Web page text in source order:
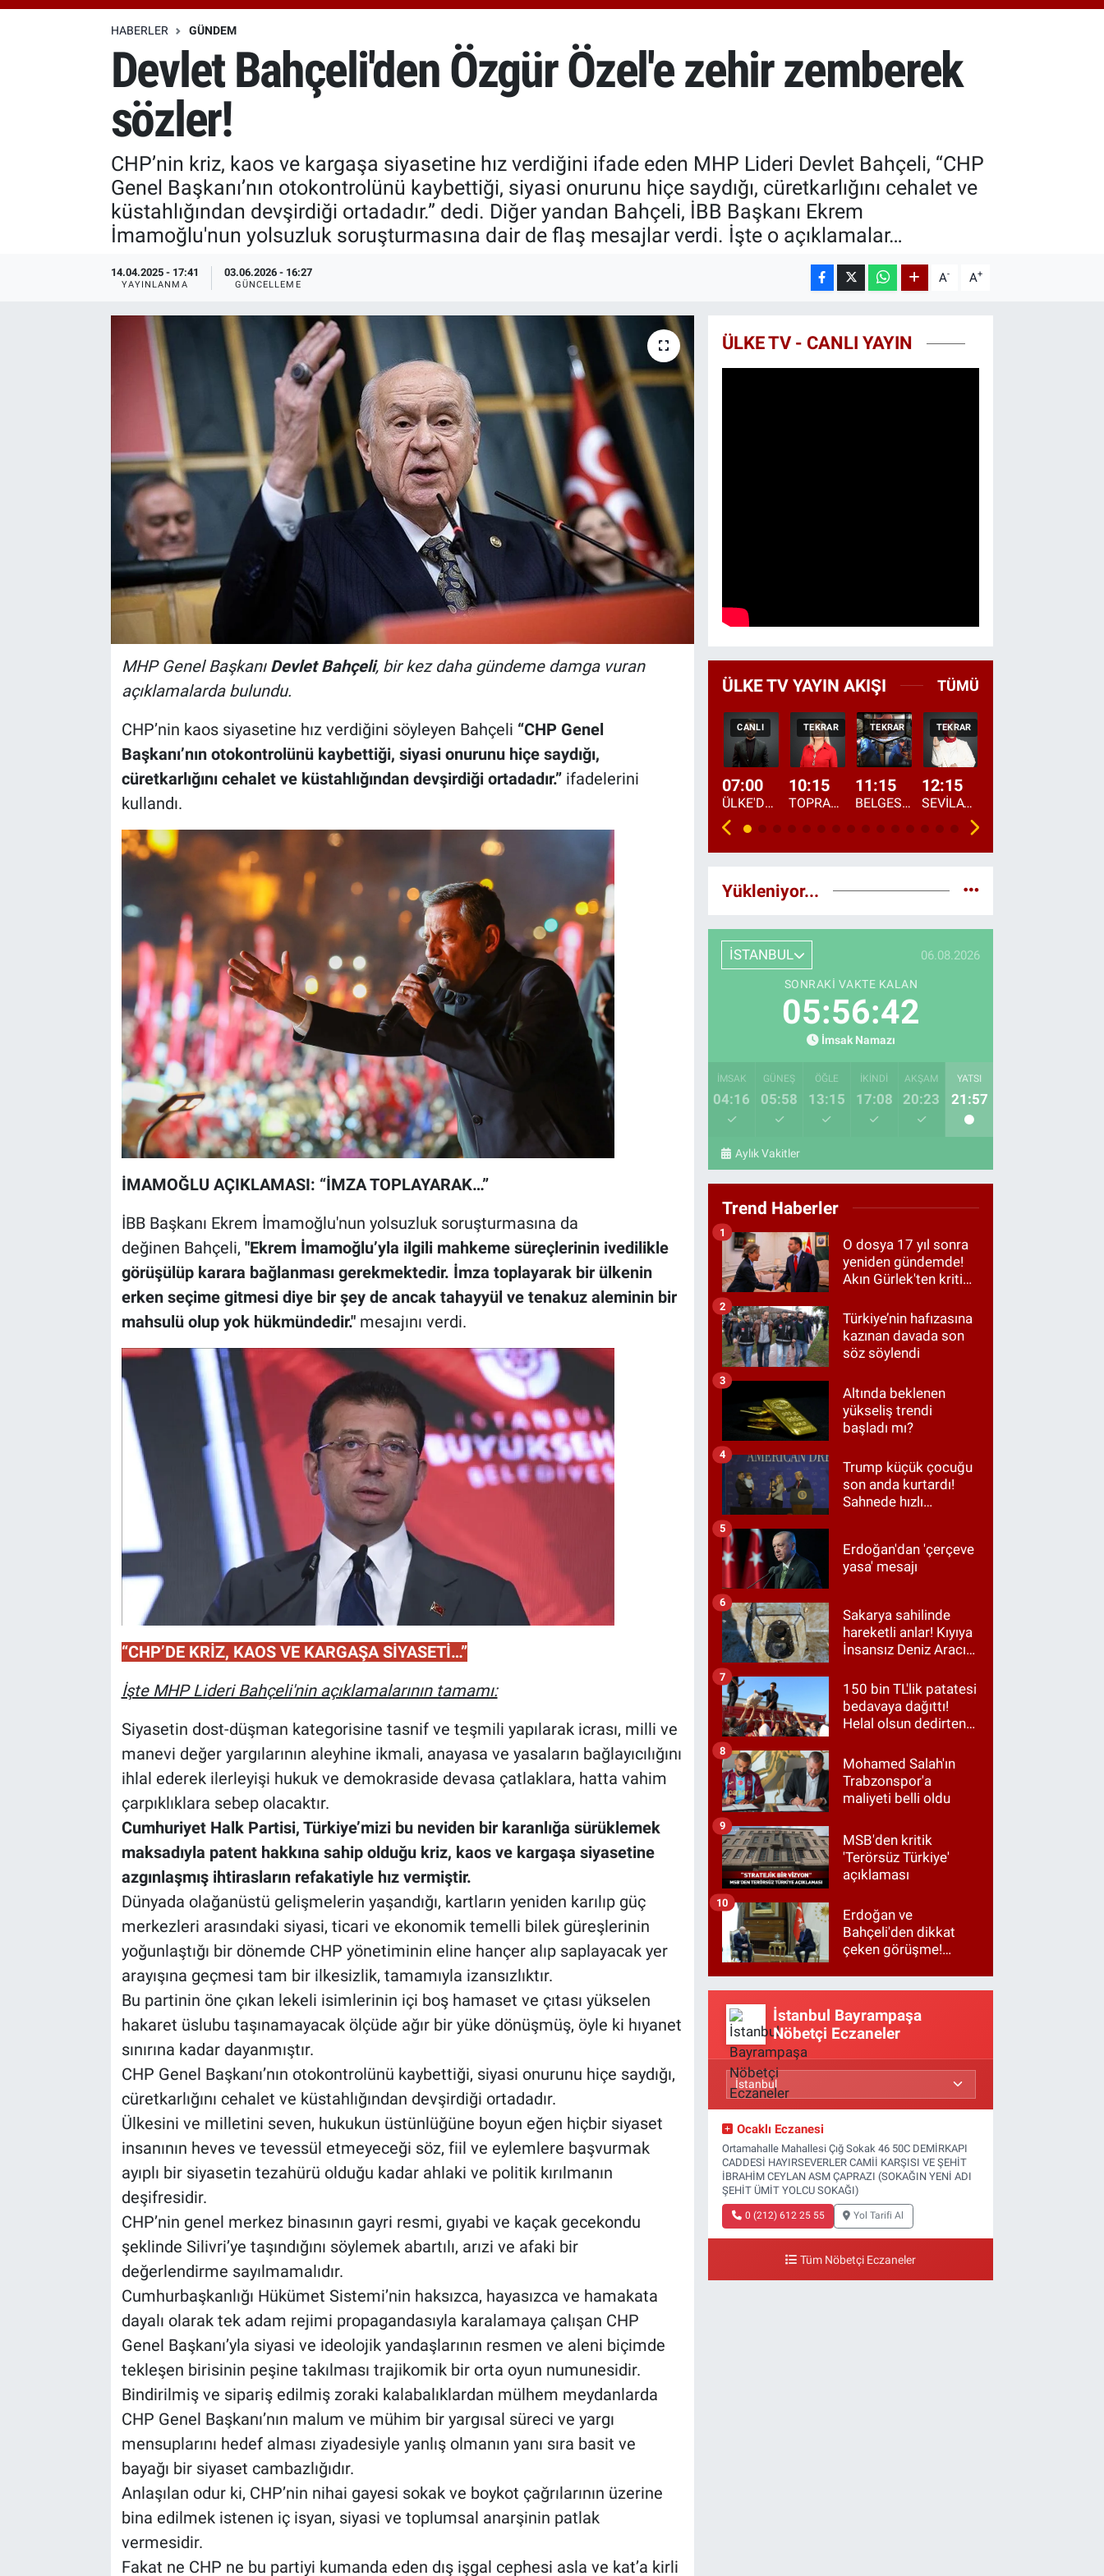
BITCOIN
64.602,05
%0.69
HABERLER GÜNDEM
Devlet Bahçeli'den Özgür Özel'e zehir zemberek
sözler!
CHP’nin kriz, kaos ve kargaşa siyasetine hız verdiğini ifade eden MHP Lideri Devlet Bahçeli, “CHP
Genel Başkanı’nın otokontrolünü kaybettiği, siyasi onurunu hiçe saydığı, cüretkarlığını cehalet ve
küstahlığından devşirdiği ortadadır.” dedi. Diğer yandan Bahçeli, İBB Başkanı Ekrem
İmamoğlu'nun yolsuzluk soruşturmasına dair de flaş mesajlar verdi. İşte o açıklamalar…
14.04.2025 - 17:41
YAYINLANMA
03.06.2026 - 16:27
GÜNCELLEME A- A+
MHP Genel Başkanı Devlet Bahçeli, bir kez daha gündeme damga vuran
açıklamalarda bulundu.
CHP’nin kaos siyasetine hız verdiğini söyleyen Bahçeli “CHP Genel
Başkanı’nın otokontrolünü kaybettiği, siyasi onurunu hiçe saydığı,
cüretkarlığını cehalet ve küstahlığından devşirdiği ortadadır.” ifadelerini
kullandı.
İMAMOĞLU AÇIKLAMASI: “İMZA TOPLAYARAK…”
İBB Başkanı Ekrem İmamoğlu'nun yolsuzluk soruşturmasına da
değinen Bahçeli, "Ekrem İmamoğlu’yla ilgili mahkeme süreçlerinin ivedilikle
görüşülüp karara bağlanması gerekmektedir. İmza toplayarak bir ülkenin
erken seçime gitmesi diye bir şey de ancak tahayyül ve tenakuz aleminin bir
mahsulü olup yok hükmündedir."mesajını verdi.
“CHP’DE KRİZ, KAOS VE KARGAŞA SİYASETİ…”
İşte MHP Lideri Bahçeli'nin açıklamalarının tamamı:
Siyasetin dost-düşman kategorisine tasnif ve teşmili yapılarak icrası, milli ve
manevi değer yargılarının aleyhine ikmali, anayasa ve yasaların bağlayıcılığını
ihlal ederek ilerleyişi hukuk ve demokraside devasa çatlaklara, hatta vahim
çarpıklıklara sebep olacaktır.
Cumhuriyet Halk Partisi, Türkiye’mizi bu neviden bir karanlığa sürüklemek
maksadıyla patent hakkına sahip olduğu kriz, kaos ve kargaşa siyasetine
azgınlaşmış ihtirasların refakatiyle hız vermiştir.
Dünyada olağanüstü gelişmelerin yaşandığı, kartların yeniden karılıp güç
merkezleri arasındaki siyasi, ticari ve ekonomik temelli bilek güreşlerinin
yoğunlaştığı bir dönemde CHP yönetiminin eline hançer alıp saplayacak yer
arayışına geçmesi tam bir ilkesizlik, tamamıyla izansızlıktır.
Bu partinin öne çıkan lekeli isimlerinin içi boş hamaset ve çıtası yükselen
hakaret üslubu taşınamayacak ölçüde ağır bir yüke dönüşmüş, öyle ki hıyanet
sınırına kadar dayanmıştır.
CHP Genel Başkanı’nın otokontrolünü kaybettiği, siyasi onurunu hiçe saydığı,
cüretkarlığını cehalet ve küstahlığından devşirdiği ortadadır.
Ülkesini ve milletini seven, hukukun üstünlüğüne boyun eğen hiçbir siyaset
insanının heves ve tevessül etmeyeceği söz, fiil ve eylemlere başvurmak
ayıplı bir siyasetin tezahürü olduğu kadar ahlaki ve politik kırılmanın
deşifresidir.
CHP’nin genel merkez binasının gayri resmi, gıyabi ve kaçak gecekondu
şeklinde Silivri’ye taşındığını söylemek abartılı, arızi ve afaki bir
değerlendirme sayılmamalıdır.
Cumhurbaşkanlığı Hükümet Sistemi’nin haksızca, hayasızca ve hamakata
dayalı olarak tek adam rejimi propagandasıyla karalamaya çalışan CHP
Genel Başkanı’yla siyasi ve ideolojik yandaşlarının resmen ve aleni biçimde
tekleşen birisinin peşine takılması trajikomik bir orta oyun numunesidir.
Bindirilmiş ve sipariş edilmiş zoraki kalabalıklardan mülhem meydanlarda
CHP Genel Başkanı’nın malum ve mühim bir yargısal süreci ve yargı
mensuplarını hedef alması ziyadesiyle yanlış olmanın yanı sıra basit ve
bayağı bir siyaset cambazlığıdır.
Anlaşılan odur ki, CHP’nin nihai gayesi sokak ve boykot çağrılarının üzerine
bina edilmek istenen iç isyan, siyasi ve toplumsal anarşinin patlak
vermesidir.
Fakat ne CHP ne bu partiyi kumanda eden dış işgal cephesi asla ve kat’a kirli
ÜLKE TV - CANLI YAYIN
ÜLKE TV YAYIN AKIŞI TÜMÜ
CANLI
07:00
ÜLKE'DE BU SABAH
TEKRAR
10:15
TOPRAKTAN SOFRAYA
TEKRAR
11:15
BELGESEL: "ÜLKE'NİN ALIN TERİ"
TEKRAR
12:15
SEVİLAY SUNGUR İLE ELİMİN BEREKETİ
Yükleniyor...
İSTANBUL 06.08.2026
SONRAKI VAKTE KALAN
05:56:40
İmsak Namazı
İMSAK
04:16
GÜNEŞ
05:58
ÖĞLE
13:15
İKINDI
17:08
AKŞAM
20:23
YATSI
21:57
Aylık Vakitler
Trend Haberler
O dosya 17 yıl sonra
yeniden gündemde!
Akın Gürlek'ten kritik
1
Türkiye’nin hafızasına
kazınan davada son
söz söylendi
2
Altında beklenen
yükseliş trendi
başladı mı?
3
Trump küçük çocuğu
son anda kurtardı!
Sahnede hızlı
4
Erdoğan'dan 'çerçeve
yasa' mesajı
5
Sakarya sahilinde
hareketli anlar! Kıyıya
İnsansız Deniz Aracı
6
150 bin TL'lik patatesi
bedavaya dağıttı!
Helal olsun dedirten
7
Mohamed Salah'ın
Trabzonspor'a
maliyeti belli oldu
8
MSB'den kritik
'Terörsüz Türkiye'
açıklaması
9
Erdoğan ve
Bahçeli'den dikkat
çeken görüşme!
10
İstanbul Bayrampaşa
Nöbetçi Eczaneler
Ocaklı Eczanesi
Ortamahalle Mahallesi Çığ Sokak 46 50C DEMİRKAPI
CADDESİ HAYIRSEVERLER CAMİİ KARŞISI VE ŞEHİT
İBRAHİM CEYLAN ASM ÇAPRAZI (SOKAĞIN YENİ ADI
ŞEHİT ÜMİT YOLCU SOKAĞI)
0 (212) 612 25 55 Yol Tarifi Al
Tüm Nöbetçi Eczaneler
Özel Haberler
Özel Haberler
Erişim Bilgileri
Haber Arşivi